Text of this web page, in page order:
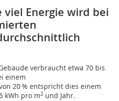
viel Energie wird bei
verbraucht etwa 70 bis
einem
20 % entspricht dies einem
kWh pro m2 und Jahr.